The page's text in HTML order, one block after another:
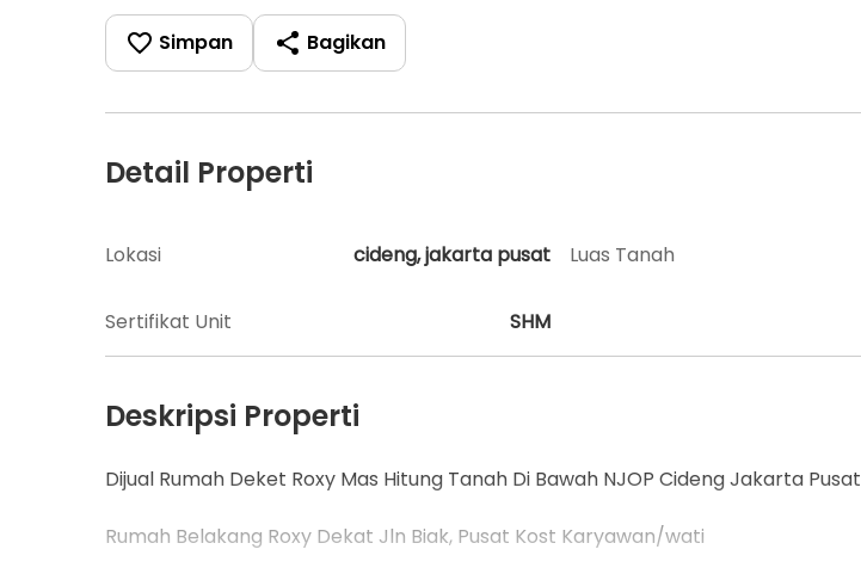
Simpan Bagikan
Detail Properti
Lokasi cideng, jakarta pusat Luas Tanah
Sertifikat Unit SHM
Deskripsi Properti
Dijual Rumah Deket Roxy Mas Hitung Tanah Di Bawah NJOP Cideng Jakarta Pusat
Rumah Belakang Roxy Dekat Jln Biak, Pusat Kost Karyawan/wati